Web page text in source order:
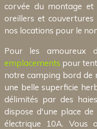
corvée du montage
oreillers et
nos locations pour le
Pour les amoureux
emplacements pour
notre camping bord de
une belle superficie
délimités par des
dispose d'une place
électrique 10A. Vous